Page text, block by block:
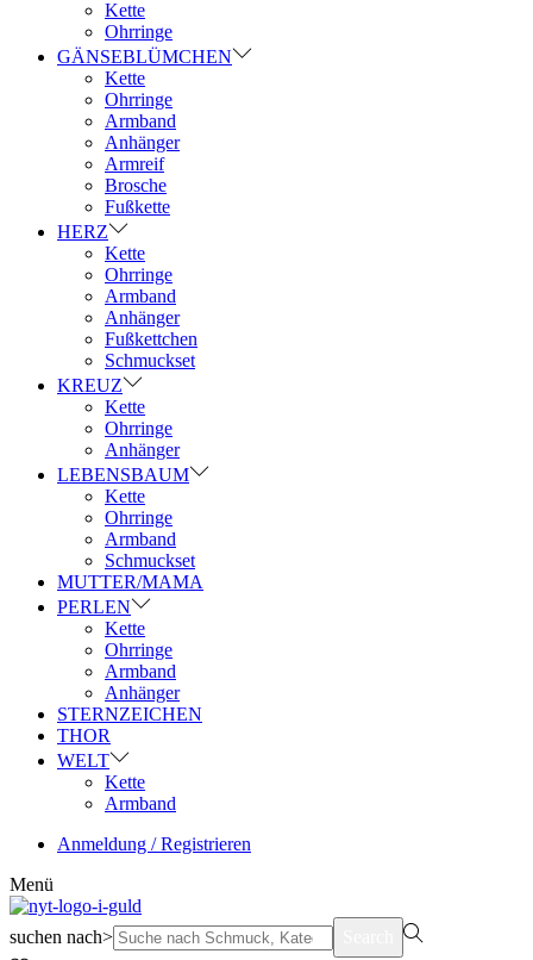
Kette
Ohrringe
GÄNSEBLÜMCHEN
Kette
Ohrringe
Armband
Anhänger
Armreif
Brosche
Fußkette
HERZ
Kette
Ohrringe
Armband
Anhänger
Fußkettchen
Schmuckset
KREUZ
Kette
Ohrringe
Anhänger
LEBENSBAUM
Kette
Ohrringe
Armband
Schmuckset
MUTTER/MAMA
PERLEN
Kette
Ohrringe
Armband
Anhänger
STERNZEICHEN
THOR
WELT
Kette
Armband
Anmeldung / Registrieren
Menü
suchen nach>